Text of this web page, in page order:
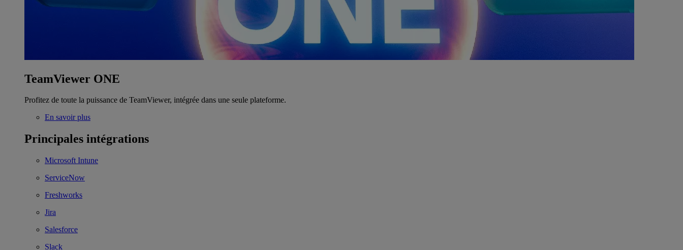
TeamViewer ONE
Profitez de toute la puissance de TeamViewer, intégrée dans une seule plateforme.
En savoir plus
Principales intégrations
Microsoft Intune
ServiceNow
Freshworks
Jira
Salesforce
Slack